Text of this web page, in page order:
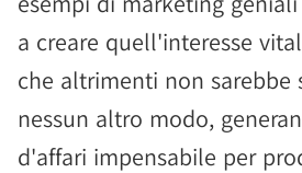
a creare quell'interesse
che altrimenti non sarebbe
nessun altro modo,
d'affari impensabile per